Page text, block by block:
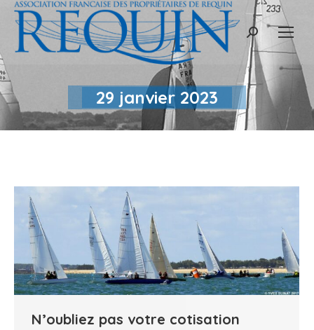
Recherche
29 janvier 2023
N’oubliez pas votre cotisation